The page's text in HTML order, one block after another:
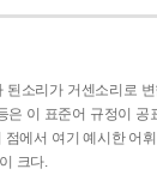
소리가 거센소리로
은 이 표준어 규정이
점에서 여기 예시한 어
크다.